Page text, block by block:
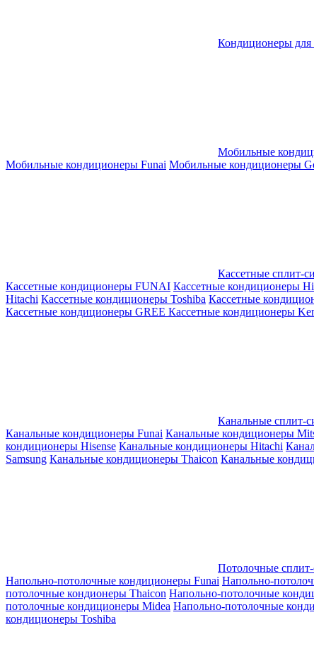
Кондиционеры для
Мобильные
Мобильные кондиционеры Funai Мобильные кондиционеры
Кассетные сплит-
Кассетные кондиционеры FUNAI Кассетные кондиционеры
Hitachi Кассетные кондиционеры Toshiba Кассетные
Кассетные кондиционеры GREE Кассетные кондиционеры
Канальные сплит-
Канальные кондиционеры Funai Канальные кондиционеры
кондиционеры Hisense Канальные кондиционеры Hitachi
Samsung Канальные кондиционеры Thaicon Канальные
Потолочные
Напольно-потолочные кондиционеры Funai Напольно-
потолочные кондионеры Thaicon Напольно-потолочные
потолочные кондиционеры Midea Напольно-потолочные
кондиционеры Toshiba